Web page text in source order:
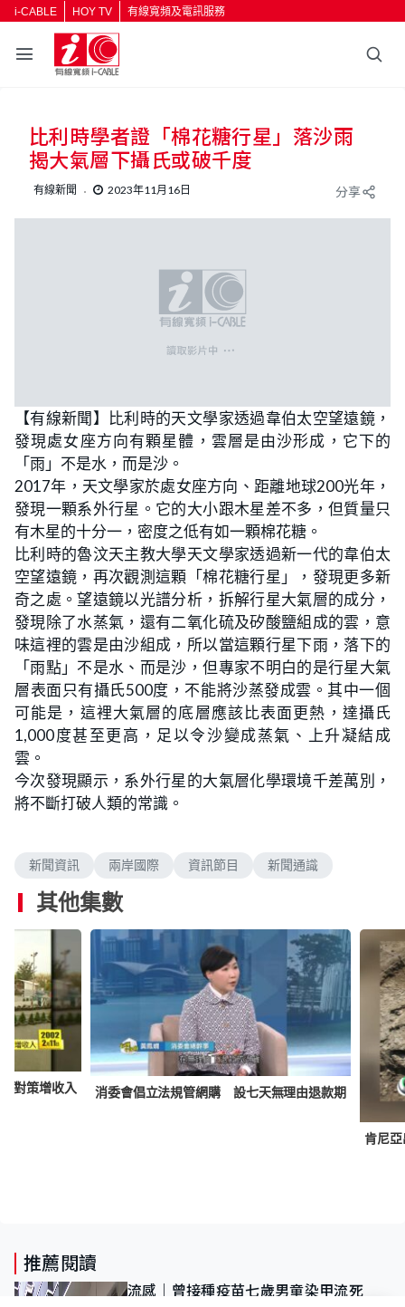
i-CABLE HOY TV 有線寬頻及電訊服務
比利時學者證「棉花糖行星」落沙雨
揭大氣層下攝氏或破千度
有線新聞 2023年11月16日 分享
【有線新聞】比利時的天文學家透過韋伯太空望遠鏡，
發現處女座方向有顆星體，雲層是由沙形成，它下的
「雨」不是水，而是沙。
2017年，天文學家於處女座方向、距離地球200光年，
發現一顆系外行星。它的大小跟木星差不多，但質量只
有木星的十分一，密度之低有如一顆棉花糖。
比利時的魯汶天主教大學天文學家透過新一代的韋伯太
空望遠鏡，再次觀測這顆「棉花糖行星」，發現更多新
奇之處。望遠鏡以光譜分析，拆解行星大氣層的成分，
發現除了水蒸氣，還有二氧化硫及矽酸鹽組成的雲，意
味這裡的雲是由沙組成，所以當這顆行星下雨，落下的
「雨點」不是水、而是沙，但專家不明白的是行星大氣
層表面只有攝氏500度，不能將沙蒸發成雲。其中一個
可能是，這裡大氣層的底層應該比表面更熱，達攝氏
1,000度甚至更高，足以令沙變成蒸氣、上升凝結成
雲。
今次發現顯示，系外行星的大氣層化學環境千差萬別，
將不斷打破人類的常識。
新聞資訊 兩岸國際 資訊節目 新聞通識
其他集數
對策增收入 消委會倡立法規管網購 設七天無理由退款期
推薦閱讀
流感｜曾接種疫苗七歲男童染甲流死